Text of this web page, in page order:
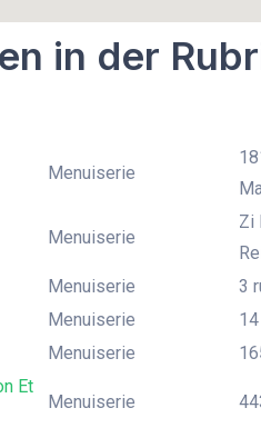
in der
Menuiserie
Menuiserie
Zi
Menuiserie
3
Menuiserie
Menuiserie
Et
Menuiserie